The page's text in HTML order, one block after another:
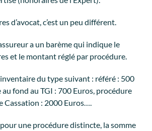
d’avocat, c’est un peu différent.
a un barème qui indique le
et le montant réglé par procédure.
du type suivant : référé : 500
fond au TGI : 700 Euros, procédure
Cassation : 2000 Euros….
une procédure distincte, la somme